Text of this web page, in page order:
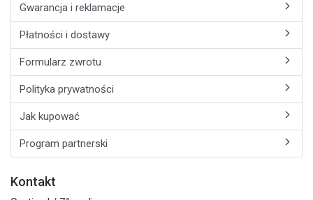
Gwarancja i reklamacje
Płatności i dostawy
Formularz zwrotu
Polityka prywatności
Jak kupować
Program partnerski
Kontakt